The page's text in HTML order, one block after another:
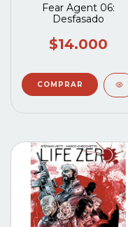
Fear Agent 06:
Desfasado
$14.000